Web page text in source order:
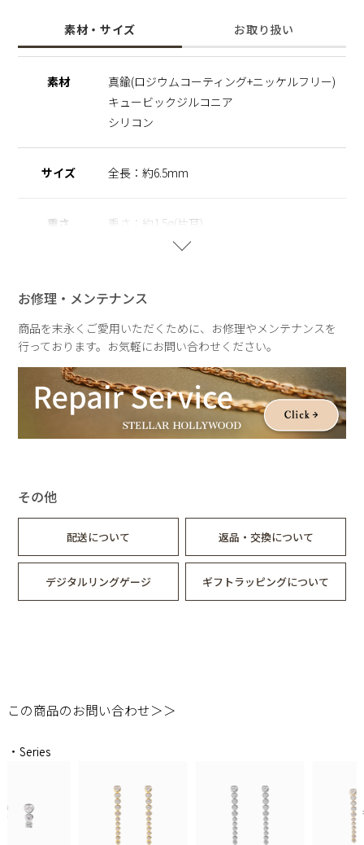
シンプルなデザインでギフトにも送りやすいアイテムです。ニ
の方でも安心してご使用いただけます。
します。
キュービックジルコニアの透明感ある輝きを、肌と日常に溶け
した。
服装を選ばず寄り添い、毎日身に付けたくなる心地よさを叶え
ます。
シンプルで心地のいいサークルモチーフと、愛や大切に想う気
に静かな温度と上品な輝きを添える、エッセンシャルなシリー
ズです。
素材・サイズ お取り扱い
素材
真鍮(ロジウムコーティング+ニッケルフリー)
キュービックジルコニア
シリコン
サイズ 全長：約6.5mm
重さ 重さ：約1.5g(片耳)
お修理・メンテナンス
商品を末永くご愛用いただくために、お修理やメンテナンスを
行っております。お気軽にお問い合わせください。
その他
配送について 返品・交換について
デジタルリングゲージ ギフトラッピングについて
この商品のお問い合わせ＞＞
・Series